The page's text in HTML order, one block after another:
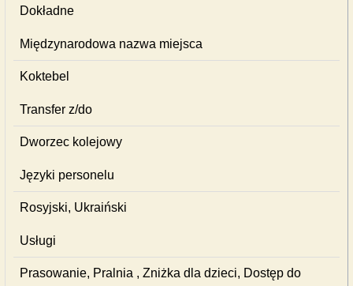
Dokładne
Międzynarodowa nazwa miejsca
Koktebel
Transfer z/do
Dworzec kolejowy
Języki personelu
Rosyjski, Ukraiński
Usługi
Prasowanie, Pralnia , Zniżka dla dzieci, Dostęp do